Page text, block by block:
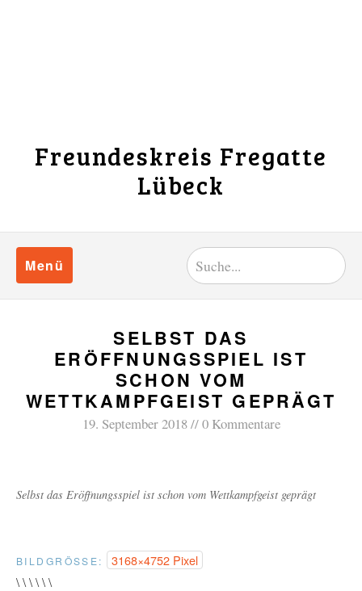
Freundeskreis Fregatte
Lübeck
Menü
SELBST DAS
ERÖFFNUNGSSPIEL IST
SCHON VOM
WETTKAMPFGEIST GEPRÄGT
19. September 2018 0 Kommentare
Selbst das Eröffnungsspiel ist schon vom Wettkampfgeist geprägt
BILDGRÖSSE:
3168×4752 Pixel
\ \ \ \ \ \